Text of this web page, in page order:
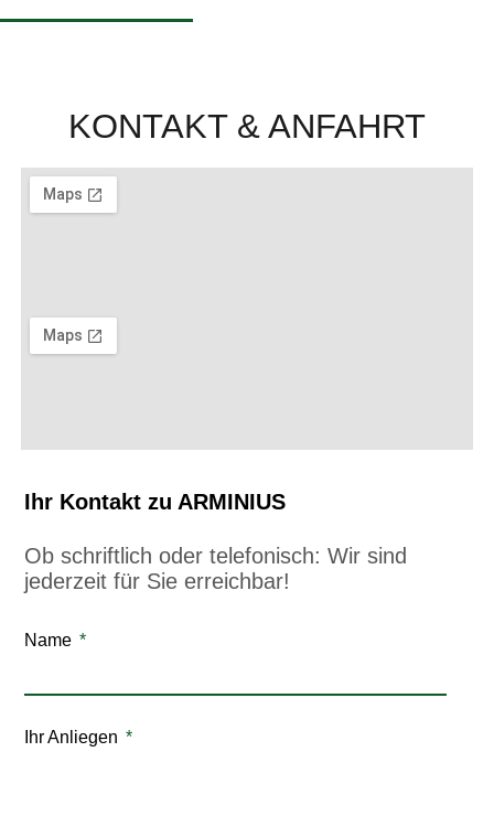
KONTAKT & ANFAHRT
Ihr Kontakt zu ARMINIUS
Ob schriftlich oder telefonisch: Wir sind
jederzeit für Sie erreichbar!
Name
Ihr Anliegen